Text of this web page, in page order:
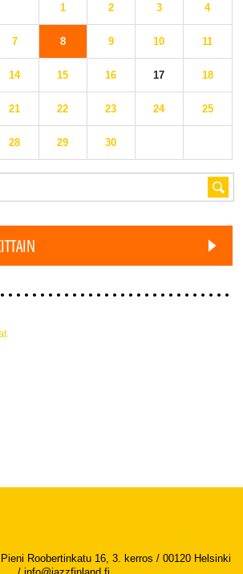
1 2 3 4
7 8 9 10 11
14 15 16 17 18
21 22 23 24 25
28 29 30
Roobertinkatu 16, 3. kerros / 00120 Helsinki